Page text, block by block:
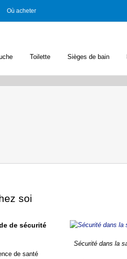
Où acheter
Toilette Sièges de bain
soi
Sécurité dans la
de sécurité
de santé